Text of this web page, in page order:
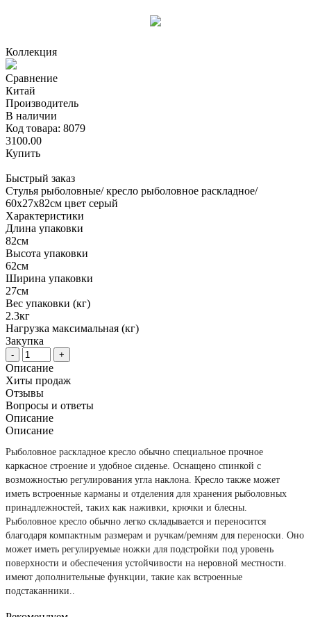
Коллекция
Сравнение
Китай
Производитель
В наличии
Код товара: 8079
3100.00
Купить
Быстрый заказ
Стулья рыболовные/ кресло рыболовное раскладное/
60х27х82см цвет серый
Характеристики
Длина упаковки
82см
Высота упаковки
62см
Ширина упаковки
27см
Вес упаковки (кг)
2.3кг
Нагрузка максимальная (кг)
Закупка
- +
Описание
Хиты продаж
Отзывы
Вопросы и ответы
Описание
Описание
Рыболовное раскладное кресло обычно специальное прочное
каркасное строение и удобное сиденье. Оснащено спинкой с
возможностью регулирования угла наклона. Кресло также может
иметь встроенные карманы и отделения для хранения рыболовных
принадлежностей, таких как наживки, крючки и блесны.
Рыболовное кресло обычно легко складывается и переносится
благодаря компактным размерам и ручкам/ремням для переноски. Оно
может иметь регулируемые ножки для подстройки под уровень
поверхности и обеспечения устойчивости на неровной местности.
имеют дополнительные функции, такие как встроенные
подстаканники..